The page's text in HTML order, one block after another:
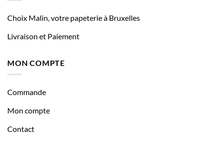
Choix Malin, votre papeterie à Bruxelles
Livraison et Paiement
MON COMPTE
Commande
Mon compte
Contact